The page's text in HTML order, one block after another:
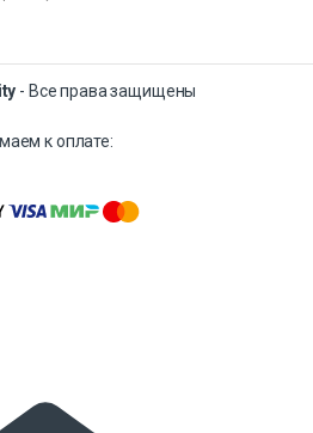
- Все права защищены
к оплате: